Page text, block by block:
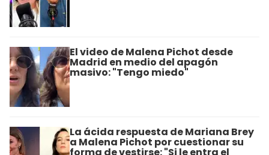
El video de Malena Pichot desde
Madrid en medio del apagón
masivo: "Tengo miedo"
La ácida respuesta de Mariana Brey
a Malena Pichot por cuestionar su
forma de vestirse: "Si le entra el